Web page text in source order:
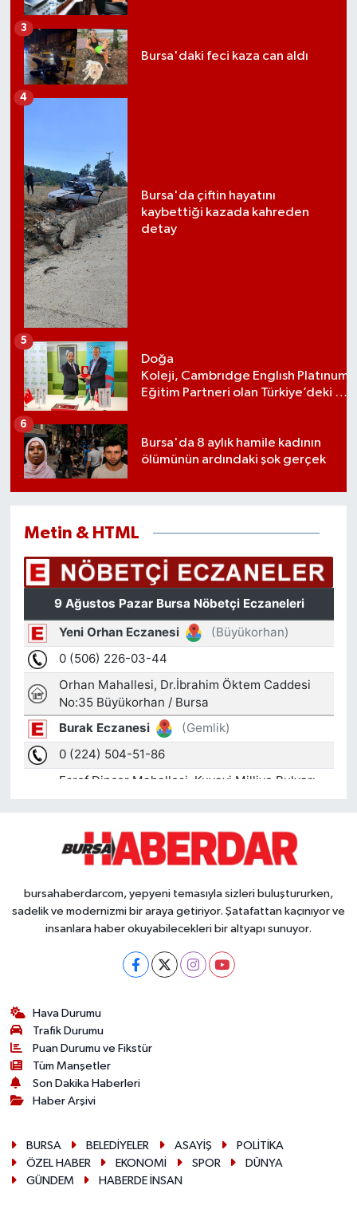
Bursa'daki feci kaza can aldı
3
Bursa'da çiftin hayatını
kaybettiği kazada kahreden
detay
4
Doğa
Koleji, Cambrıdge Englısh Platınum
Eğitim Partneri olan Türkiye’deki ilk
5
Bursa'da 8 aylık hamile kadının
ölümünün ardındaki şok gerçek
6
Metin & HTML
bursahaberdarcom, yepyeni temasıyla sizleri buluştururken,
sadelik ve modernizmi bir araya getiriyor. Şatafattan kaçınıyor ve
insanlara haber okuyabilecekleri bir altyapı sunuyor.
Hava Durumu
Trafik Durumu
Puan Durumu ve Fikstür
Tüm Manşetler
Son Dakika Haberleri
Haber Arşivi
BURSA BELEDİYELER ASAYİŞ
POLİTİKA
ÖZEL HABER
EKONOMİ SPOR
DÜNYA
GÜNDEM
HABERDE İNSAN